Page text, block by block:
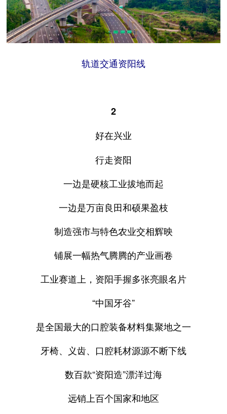
轨道交通资阳线
2
好在兴业
行走资阳
一边是硬核工业拔地而起
一边是万亩良田和硕果盈枝
制造强市与特色农业交相辉映
铺展一幅热气腾腾的产业画卷
工业赛道上，资阳手握多张亮眼名片
“中国牙谷”
是全国最大的口腔装备材料集聚地之一
牙椅、义齿、口腔耗材源源不断下线
数百款“资阳造”漂洋过海
远销上百个国家和地区